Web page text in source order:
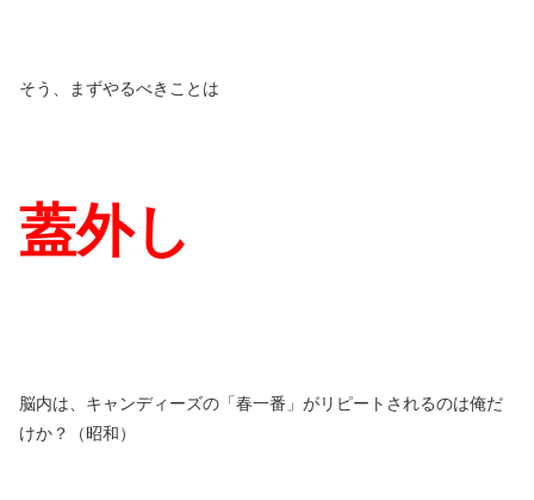
そう、まずやるべきことは
蓋外し
脳内は、キャンディーズの「春一番」がリピートされるのは俺だ
けか？（昭和）